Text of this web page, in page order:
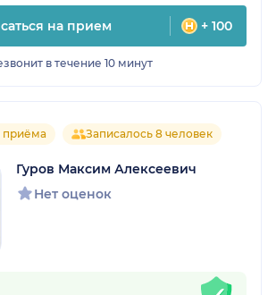
на прием + 100
в течение 10 минут
приёма Записалось 8 человек
Гуров Максим Алексеевич
Нет оценок